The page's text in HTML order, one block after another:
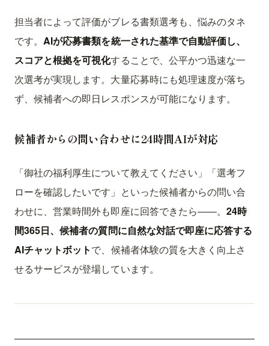
担当者によって評価がブレる書類選考も、悩みのタネ
です。AIが応募書類を統一された基準で自動評価し、
スコアと根拠を可視化することで、公平かつ迅速な一
次選考が実現します。大量応募時にも処理速度が落ち
ず、候補者への即日レスポンスが可能になります。
候補者からの問い合わせに24時間AIが対応
「御社の福利厚生について教えてください」「選考フ
ローを確認したいです」といった候補者からの問い合
わせに、営業時間外も即座に回答できたら——。24時
間365日、候補者の質問に自然な対話で即座に応答する
AIチャットボットで、候補者体験の質を大きく向上さ
せるサービスが登場しています。